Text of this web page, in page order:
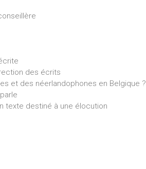
des écrits
et des néerlandophones en Belgique ?
texte destiné à une élocution